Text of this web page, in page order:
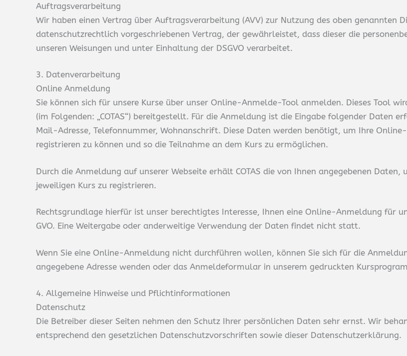
Auftragsverarbeitung
Wir haben einen Vertrag über Auftragsverarbeitung (AVV) zur Nutzung des oben genannten
datenschutzrechtlich vorgeschriebenen Vertrag, der gewährleistet, dass dieser die
unseren Weisungen und unter Einhaltung der DSGVO verarbeitet.
3. Datenverarbeitung
Online Anmeldung
Sie können sich für unsere Kurse über unser Online-Anmelde-Tool anmelden. Dieses Tool
(im Folgenden: „COTAS“) bereitgestellt. Für die Anmeldung ist die Eingabe folgender Daten
Mail-Adresse, Telefonnummer, Wohnanschrift. Diese Daten werden benötigt, um Ihre
registrieren zu können und so die Teilnahme an dem Kurs zu ermöglichen.
Durch die Anmeldung auf unserer Webseite erhält COTAS die von Ihnen angegebenen
jeweiligen Kurs zu registrieren.
Rechtsgrundlage hierfür ist unser berechtigtes Interesse, Ihnen eine Online-Anmeldung für
GVO. Eine Weitergabe oder anderweitige Verwendung der Daten findet nicht statt.
Wenn Sie eine Online-Anmeldung nicht durchführen wollen, können Sie sich für die
angegebene Adresse wenden oder das Anmeldeformular in unserem gedruckten
4. Allgemeine Hinweise und Pflicht­informationen
Datenschutz
Die Betreiber dieser Seiten nehmen den Schutz Ihrer persönlichen Daten sehr ernst. Wir
entsprechend den gesetzlichen Datenschutzvorschriften sowie dieser Datenschutzerklärung.